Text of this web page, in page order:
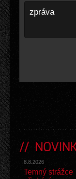
8.8.2026
Temný strážce